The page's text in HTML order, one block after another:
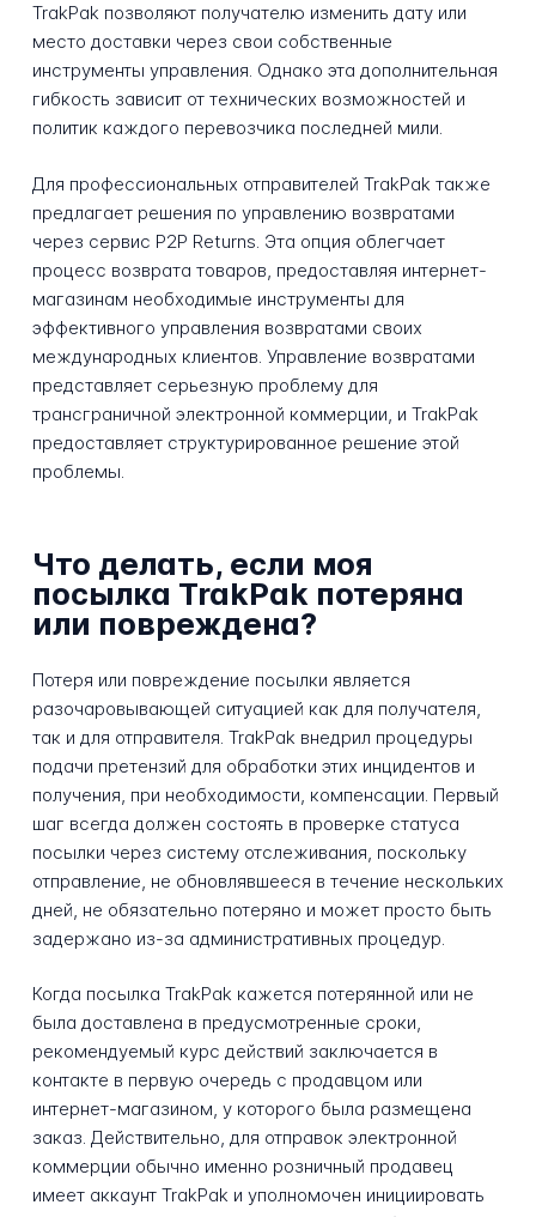
TrakPak позволяют получателю изменить дату или
место доставки через свои собственные
инструменты управления. Однако эта дополнительная
гибкость зависит от технических возможностей и
политик каждого перевозчика последней мили.
Для профессиональных отправителей TrakPak также
предлагает решения по управлению возвратами
через сервис P2P Returns. Эта опция облегчает
процесс возврата товаров, предоставляя интернет-
магазинам необходимые инструменты для
эффективного управления возвратами своих
международных клиентов. Управление возвратами
представляет серьезную проблему для
трансграничной электронной коммерции, и TrakPak
предоставляет структурированное решение этой
проблемы.
Что делать, если моя
посылка TrakPak потеряна
или повреждена?
Потеря или повреждение посылки является
разочаровывающей ситуацией как для получателя,
так и для отправителя. TrakPak внедрил процедуры
подачи претензий для обработки этих инцидентов и
получения, при необходимости, компенсации. Первый
шаг всегда должен состоять в проверке статуса
посылки через систему отслеживания, поскольку
отправление, не обновлявшееся в течение нескольких
дней, не обязательно потеряно и может просто быть
задержано из-за административных процедур.
Когда посылка TrakPak кажется потерянной или не
была доставлена в предусмотренные сроки,
рекомендуемый курс действий заключается в
контакте в первую очередь с продавцом или
интернет-магазином, у которого была размещена
заказ. Действительно, для отправок электронной
коммерции обычно именно розничный продавец
имеет аккаунт TrakPak и уполномочен инициировать